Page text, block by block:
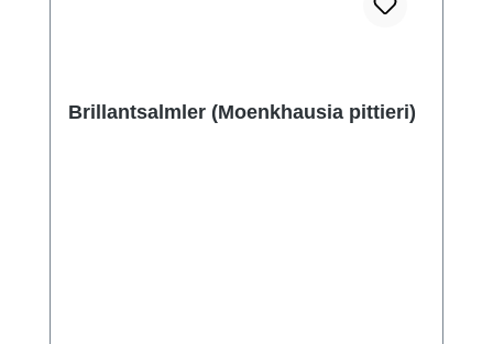
Brillantsalmler (Moenkhausia pittieri)